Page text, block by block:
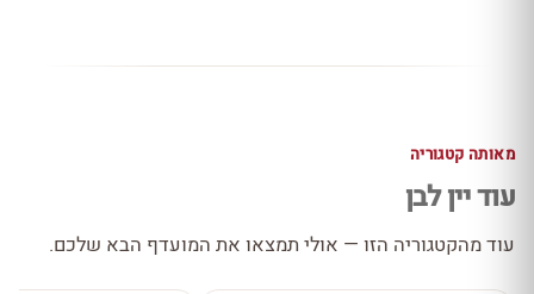
מאותה קטגוריה
עוד יין לבן
עוד מהקטגוריה הזו — אולי תמצאו את המועדף הבא שלכם.